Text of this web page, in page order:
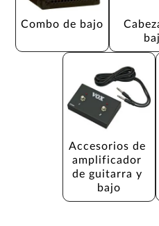
Combo de bajo
Accesorios de
amplificador
de guitarra y
bajo